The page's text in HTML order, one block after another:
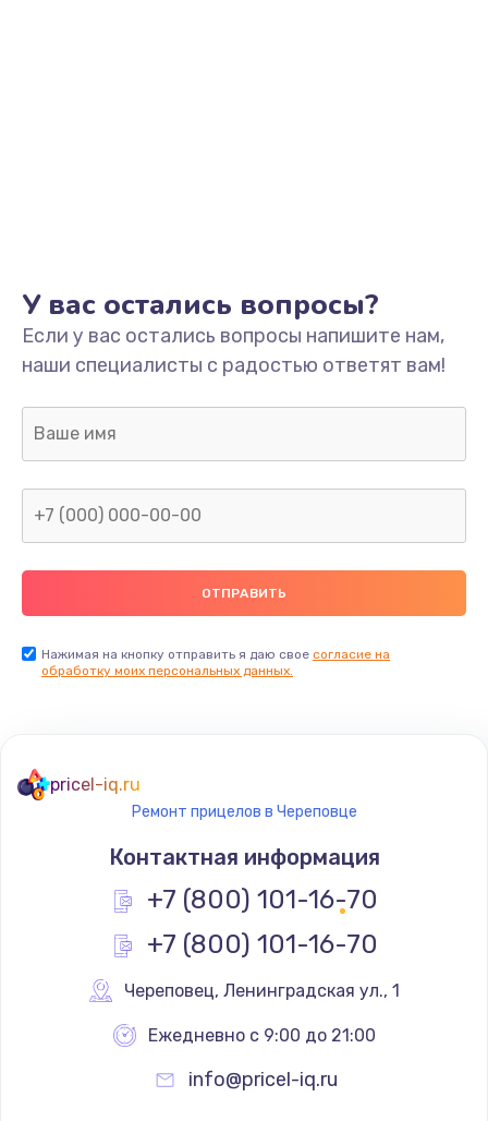
У вас остались вопросы?
Если у вас остались вопросы напишите нам,
наши специалисты с радостью ответят вам!
Нажимая на кнопку отправить я даю свое согласие на
обработку моих персональных данных.
pricel-iq.ru
Ремонт прицелов в Череповце
Контактная информация
+7 (800) 101-16-70
+7 (800) 101-16-70
Череповец, Ленинградская ул., 1
Ежедневно с 9:00 до 21:00
info@pricel-iq.ru